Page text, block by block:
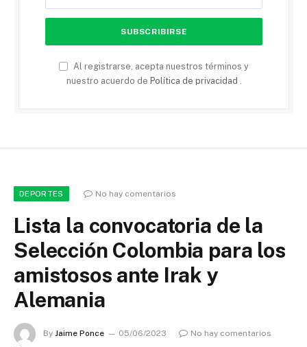
Al registrarse, acepta nuestros términos y
nuestro acuerdo de Política de privacidad .
DEPORTES No hay comentarios
Lista la convocatoria de la
Selección Colombia para los
amistosos ante Irak y
Alemania
By Jaime Ponce 05/06/2023
No hay comentarios